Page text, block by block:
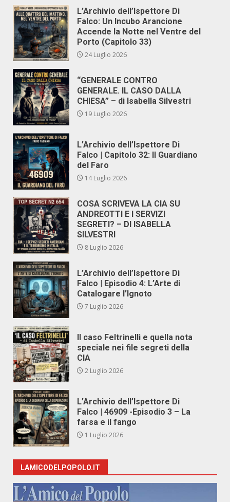
L’Archivio dell’Ispettore Di
Falco: Un Incubo Arancione
Accende la Notte nel Ventre del
Porto (Capitolo 33)
24 Luglio 2026
“GENERALE CONTRO
GENERALE. IL CASO DALLA
CHIESA” – di Isabella Silvestri
19 Luglio 2026
L’Archivio dell’Ispettore Di
Falco | Capitolo 32: Il Guardiano
del Faro
14 Luglio 2026
COSA SCRIVEVA LA CIA SU
ANDREOTTI E I SERVIZI
SEGRETI? – DI ISABELLA
SILVESTRI
8 Luglio 2026
L’Archivio dell’Ispettore Di
Falco | Episodio 4: L’Arte di
Catalogare l’Ignoto
7 Luglio 2026
Il caso Feltrinelli e quella nota
speciale nei file segreti della
CIA
2 Luglio 2026
L’Archivio dell’Ispettore Di
Falco | 46909 -Episodio 3 – La
farsa e il fango
1 Luglio 2026
LAMICODELPOPOLO.IT